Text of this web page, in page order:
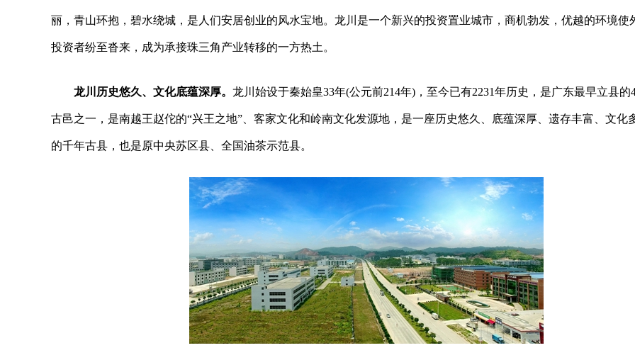
丽，青山环抱，碧水绕城，是人们安居创业的风水宝地。龙川是一个新兴的投资置业城市，商机勃发，优越的环境使
投资者纷至沓来，成为承接珠三角产业转移的一方热土。
龙川历史悠久、文化底蕴深厚。 龙川始设于秦始皇33年(公元前214年)，至今已有2231年历史，是广东最早立县的
古邑之一，是南越王赵佗的“兴王之地”、客家文化和岭南文化发源地，是一座历史悠久、底蕴深厚、遗存丰富、文化
的千年古县，也是原中央苏区县、全国油茶示范县。